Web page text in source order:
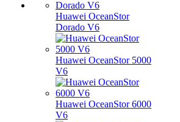
Huawei OceanStor
Dorado V6
Huawei OceanStor 5000
V6
Huawei OceanStor 6000
V6